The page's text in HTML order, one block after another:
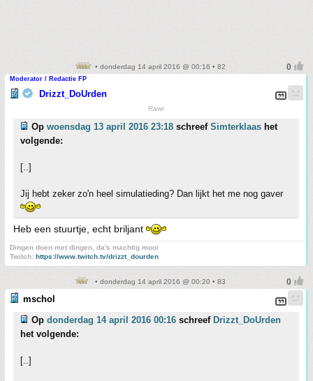
• donderdag 14 april 2016 @ 00:16 • 82
Moderator / Redactie FP
Drizzt_DoUrden
Rawr
Op woensdag 13 april 2016 23:18 schreef Simterklaas het
volgende:
[..]
Jij hebt zeker zo'n heel simulatieding? Dan lijkt het me nog gaver
Heb een stuurtje, echt briljant
Dingen doen met dingen, da's machtig mooi
Twitch: https://www.twitch.tv/drizzt_dourden
• donderdag 14 april 2016 @ 00:20 • 83
mschol
Op donderdag 14 april 2016 00:16 schreef Drizzt_DoUrden
het volgende:
[..]